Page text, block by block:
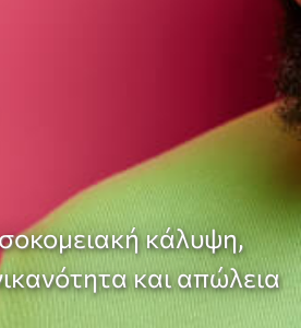
κάλυψη,
και απώλεια